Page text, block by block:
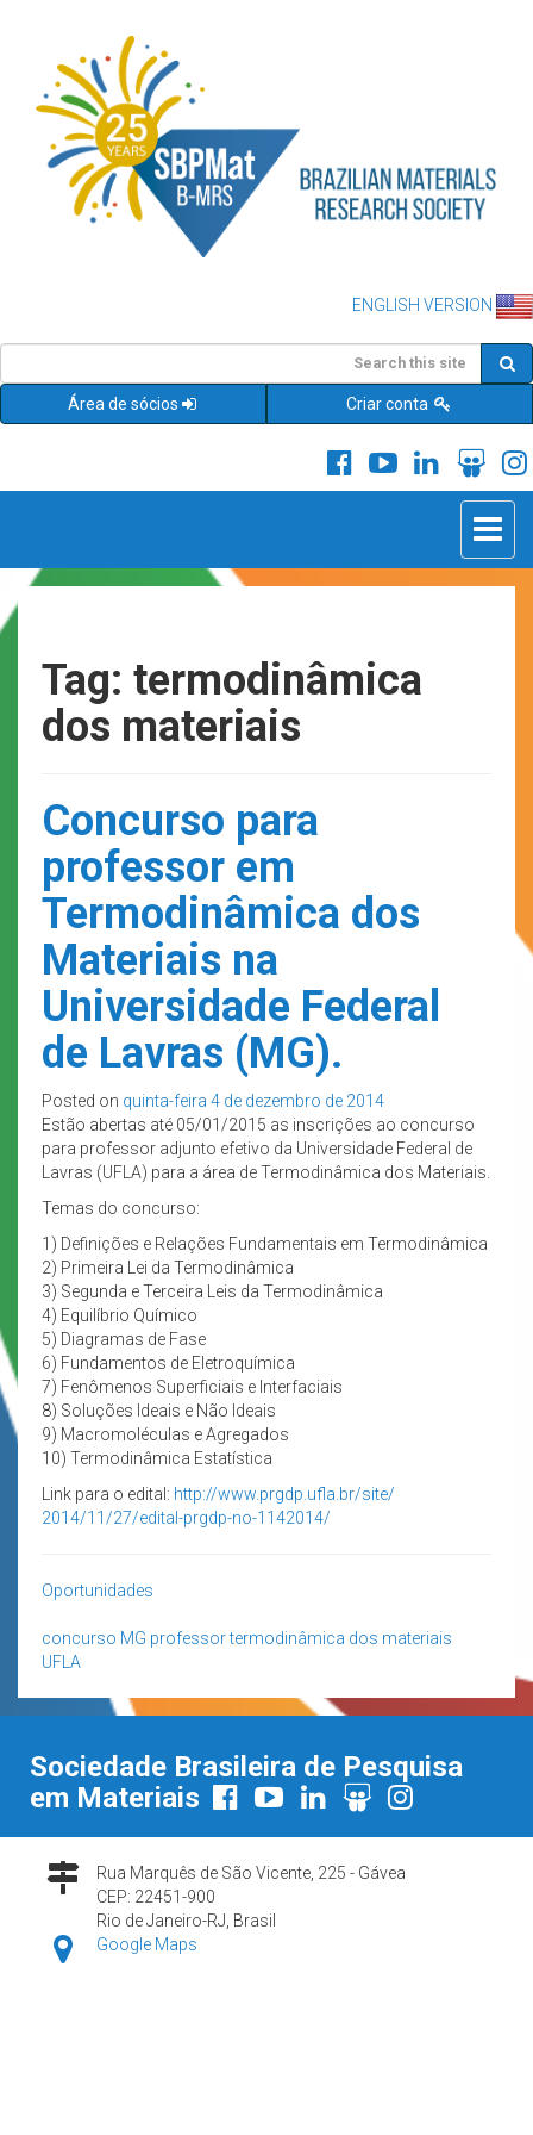
ENGLISH VERSION
Área de sócios Criar conta
Toggle
Tag: termodinâmica
dos materiais
Concurso para
professor em
Termodinâmica dos
Materiais na
Universidade Federal
de Lavras (MG).
Posted on quinta-feira 4 de dezembro de 2014
Estão abertas até 05/01/2015 as inscrições ao concurso
para professor adjunto efetivo da Universidade Federal de
Lavras (UFLA) para a área de Termodinâmica dos Materiais.
Temas do concurso:
1) Definições e Relações Fundamentais em Termodinâmica
2) Primeira Lei da Termodinâmica
3) Segunda e Terceira Leis da Termodinâmica
4) Equilíbrio Químico
5) Diagramas de Fase
6) Fundamentos de Eletroquímica
7) Fenômenos Superficiais e Interfaciais
8) Soluções Ideais e Não Ideais
9) Macromoléculas e Agregados
10) Termodinâmica Estatística
Link para o edital: http://www.prgdp.ufla.br/site/
2014/11/27/edital-prgdp-no-1142014/
Oportunidades
concurso MG professortermodinâmica dos materiais
UFLA
Sociedade Brasileira de Pesquisa
em Materiais
Rua Marquês de São Vicente, 225 - Gávea
CEP: 22451-900
Rio de Janeiro-RJ, Brasil
Google Maps